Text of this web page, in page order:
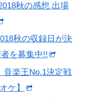
秋の感想 出場
秋の収録日が決
を募集中!!
音楽王No.1決定戦
ケ】